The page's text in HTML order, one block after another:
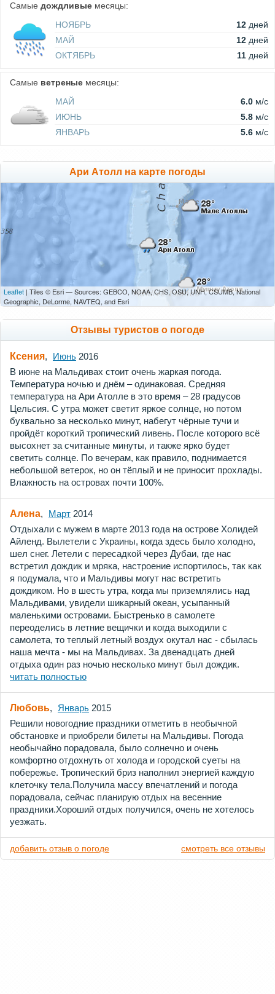
Самые дождливые месяцы:
НОЯБРЬ
12 дней
МАЙ
12 дней
ОКТЯБРЬ
11 дней
Самые ветреные месяцы:
МАЙ
6.0 м/c
ИЮНЬ
5.8 м/c
ЯНВАРЬ
5.6 м/c
Ари Атолл на карте погоды
Leaflet | Tiles © Esri — Sources: GEBCO, NOAA, CHS, OSU, UNH, CSUMB, National
Geographic, DeLorme, NAVTEQ, and Esri
Отзывы туристов о погоде
Ксения, Июнь 2016
В июне на Мальдивах стоит очень жаркая погода.
Температура ночью и днём – одинаковая. Средняя
температура на Ари Атолле в это время – 28 градусов
Цельсия. С утра может светит яркое солнце, но потом
буквально за несколько минут, набегут чёрные тучи и
пройдёт короткий тропический ливень. После которого всё
высохнет за считанные минуты, и также ярко будет
светить солнце. По вечерам, как правило, поднимается
небольшой ветерок, но он тёплый и не приносит прохлады.
Влажность на островах почти 100%.
Алена, Март 2014
Отдыхали с мужем в марте 2013 года на острове Холидей
Айленд. Вылетели с Украины, когда здесь было холодно,
шел снег. Летели с пересадкой через Дубаи, где нас
встретил дождик и мряка, настроение испортилось, так как
я подумала, что и Мальдивы могут нас встретить
дождиком. Но в шесть утра, когда мы приземлялись над
Мальдивами, увидели шикарный океан, усыпанный
маленькими островами. Быстренько в самолете
переоделись в летние вещички и когда выходили с
самолета, то теплый летный воздух окутал нас - сбылась
наша мечта - мы на Мальдивах. За двенадцать дней
отдыха один раз ночью несколько минут был дождик.
читать полностью
Любовь, Январь 2015
Решили новогодние праздники отметить в необычной
обстановке и приобрели билеты на Мальдивы. Погода
необычайно порадовала, было солнечно и очень
комфортно отдохнуть от холода и городской суеты на
побережье. Тропический бриз наполнил энергией каждую
клеточку тела.Получила массу впечатлений и погода
порадовала, сейчас планирую отдых на весенние
праздники.Хороший отдых получился, очень не хотелось
уезжать.
добавить отзыв о погоде смотреть все отзывы